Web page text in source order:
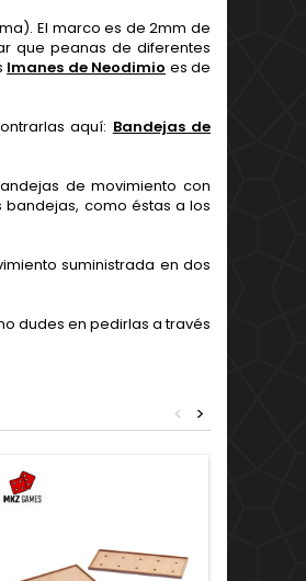
El marco es de 2mm de
que peanas de diferentes
Imanes de Neodimio es de
aquí: Bandejas de
de movimiento con
como éstas a los
suministrada en dos
dudes en pedirlas a través
>
<